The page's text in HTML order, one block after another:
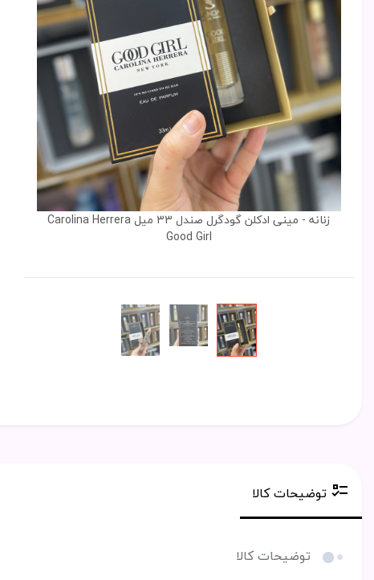
زنانه - مینی ادکلن گودگرل صندل 33 میل Carolina Herrera
Good Girl
توضیحات کالا
توضیحات کالا